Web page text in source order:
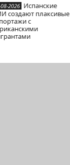
2026 Испанские
создают плаксивые
с